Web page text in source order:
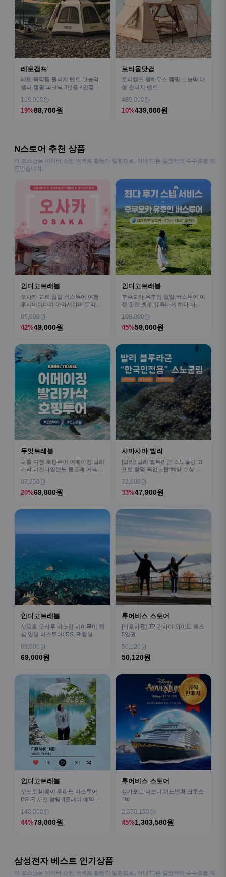
레토캠프
레토 육각돔 원터치 텐트 그늘막
쉘터 캠핑 피크닉 3인용 4인용 패
109,900원
19%88,700원
로티몰닷컴
로티캠프 힐하우스 캠핑 그늘막 대
형 원터치 텐트
489,000원
10%439,000원
N스토어 추천 상품
이 포스팅은 네이버 쇼핑 커넥트 활동의 일환으로, 이에 따른 일정액의 수수료를 제
공받습니다.
인디고트래블
오사카 교토 일일 버스투어 여행
후시미이나리 아라시야마 은각사
85,000원
42%49,000원
인디고트래블
후쿠오카 유후인 일일 버스투어 여
행 온천 벳부 유후다케 히타 다자
108,000원
45%59,000원
두잇트래블
보홀 여행 호핑투어 어메이징 발리
카삭 버진아일랜드 돌고래 거북이
87,250원
20%69,800원
사마사마 발리
[발리] 발리 블루라군 스노쿨링 고
프로 촬영 픽업드랍 해양 수상 액
72,000원
33%47,900원
인디고트래블
삿포로 오타루 샤코탄 시마무이 핵
심 일일 버스투어/ DSLR 촬영
69,000원
69,000원
투어비스 스토어
[바로사용] JR 간사이 와이드 패스
5일권
50,120원
50,120원
인디고트래블
삿포로 비에이 후라노 버스투어
DSLR 사진 촬영 /[준페이 예약 식
140,000원
44%79,000원
투어비스 스토어
싱가포르 디즈니 어드벤처 크루즈
4박
2,370,150원
45%1,303,580원
삼성전자 베스트 인기상품
이 포스팅은 네이버 쇼핑 커넥트 활동의 일환으로, 이에 따른 일정액의 수수료를 제